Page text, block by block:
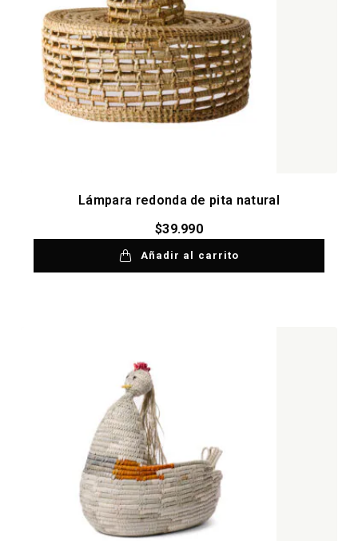
Lámpara redonda de pita natural
$39.990
Añadir al carrito